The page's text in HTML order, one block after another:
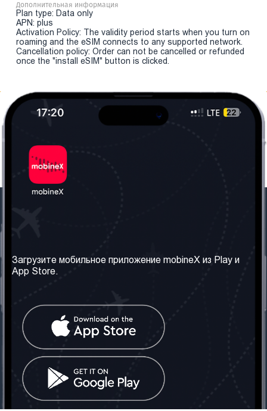
Дополнительная информация
Plan type: Data only
APN: plus
Activation Policy: The validity period starts when you turn on
roaming and the eSIM connects to any supported network.
Cancellation policy: Order can not be cancelled or refunded
once the "install eSIM" button is clicked.
Наши сервисы
Правила и Условия
Часто задаваемые
вопросы
Контакт
Грузия: Тбилиси
Телефон: +442030340050
Социальные сети
Загрузите мобильное приложение mobineX из Play и
App Store.